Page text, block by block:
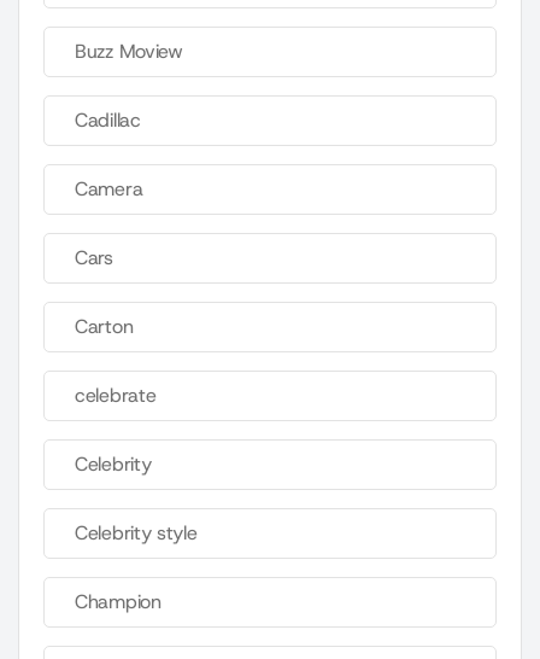
Buzz Moview
Cadillac
Camera
Cars
Carton
celebrate
Celebrity
Celebrity style
Champion